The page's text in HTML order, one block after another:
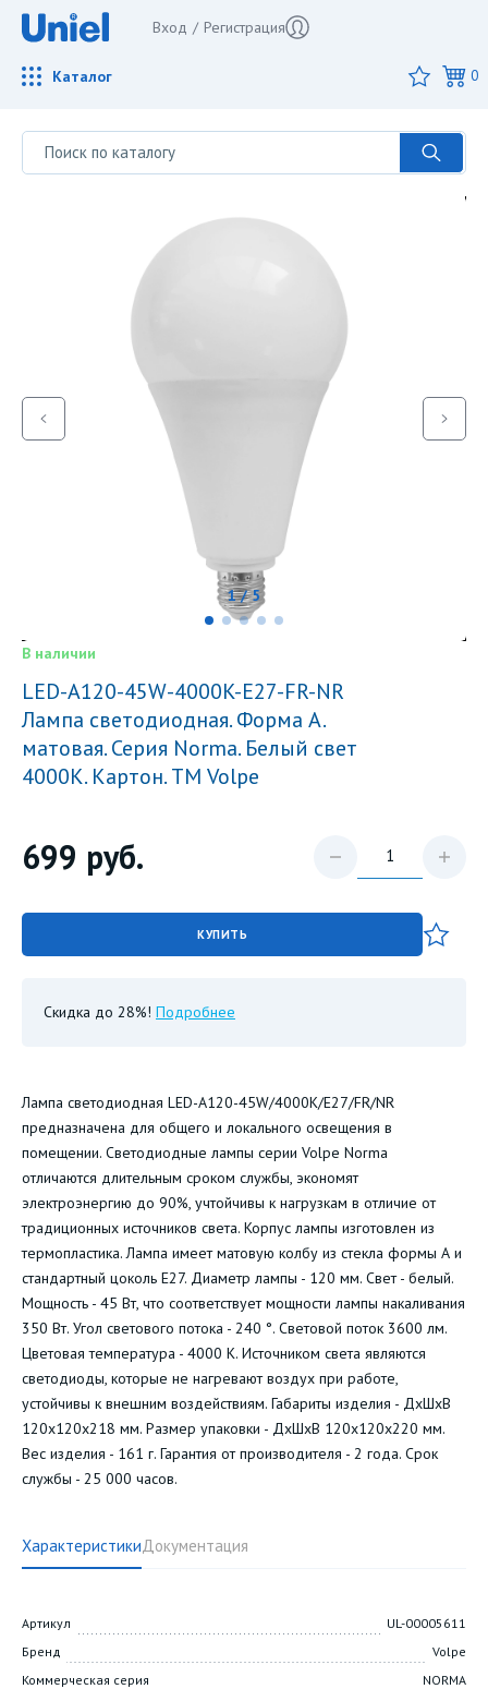
Вход / Регистрация
Каталог 0
1 / 5
В наличии
LED-A120-45W-4000K-E27-FR-NR
Лампа светодиодная. Форма A.
матовая. Серия Norma. Белый свет
4000K. Картон. ТМ Volpe
699 руб.
КУПИТЬ
Скидка до 28%! Подробнее
Лампа светодиодная LED-A120-45W/4000K/E27/FR/NR
предназначена для общего и локального освещения в
помещении. Светодиодные лампы серии Volpe Norma
отличаются длительным сроком службы, экономят
электроэнергию до 90%, учтойчивы к нагрузкам в отличие от
традиционных источников света. Корпус лампы изготовлен из
термопластика. Лампа имеет матовую колбу из стекла формы А и
стандартный цоколь Е27. Диаметр лампы - 120 мм. Свет - белый.
Мощность - 45 Вт, что соответствует мощности лампы накаливания
350 Вт. Угол светового потока - 240 °. Световой поток 3600 лм.
Цветовая температура - 4000 К. Источником света являются
светодиоды, которые не нагревают воздух при работе,
устойчивы к внешним воздействиям. Габариты изделия - ДхШхВ
120х120х218 мм. Размер упаковки - ДхШхВ 120х120х220 мм.
Вес изделия - 161 г. Гарантия от производителя - 2 года. Срок
службы - 25 000 часов.
ХарактеристикиДокументация
Артикул
UL-00005611
Бренд
Volpe
Коммерческая серия
NORMA